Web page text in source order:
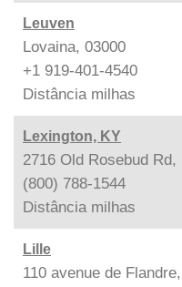
Leuven
Lovaina, 03000
+1 919-401-4540
Distância milhas
Lexington, KY
2716 Old Rosebud
(800) 788-1544
Distância milhas
Lille
110 avenue de